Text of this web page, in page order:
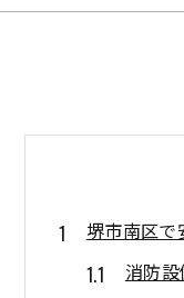
堺市南区
消防